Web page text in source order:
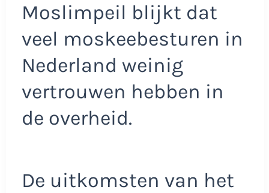
Moslimpeil blijkt dat
veel moskeebesturen in
Nederland weinig
vertrouwen hebben in
de overheid.
De uitkomsten van het